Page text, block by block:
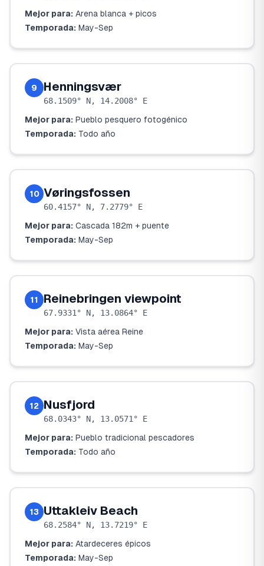
Mejor para: Arena blanca + picos
Temporada: May-Sep
9 Henningsvær
68.1509° N, 14.2008° E
Mejor para: Pueblo pesquero fotogénico
Temporada: Todo año
10 Vøringsfossen
60.4157° N, 7.2779° E
Mejor para: Cascada 182m + puente
Temporada: May-Sep
11 Reinebringen viewpoint
67.9331° N, 13.0864° E
Mejor para: Vista aérea Reine
Temporada: May-Sep
12 Nusfjord
68.0343° N, 13.0571° E
Mejor para: Pueblo tradicional pescadores
Temporada: Todo año
13 Uttakleiv Beach
68.2584° N, 13.7219° E
Mejor para: Atardeceres épicos
Temporada: May-Sep